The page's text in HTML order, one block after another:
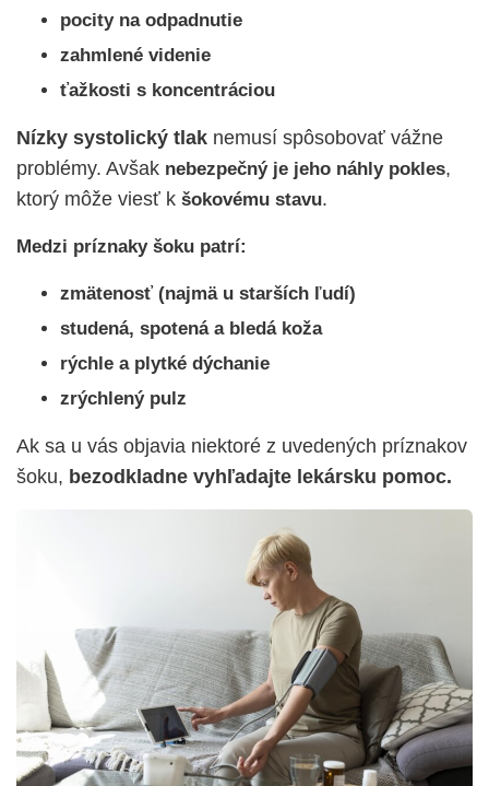
pocity na odpadnutie
zahmlené videnie
ťažkosti s koncentráciou
Nízky systolický tlak nemusí spôsobovať vážne
problémy. Avšak nebezpečný je jeho náhly pokles,
ktorý môže viesť k šokovému stavu.
Medzi príznaky šoku patrí:
zmätenosť (najmä u starších ľudí)
studená, spotená a bledá koža
rýchle a plytké dýchanie
zrýchlený pulz
Ak sa u vás objavia niektoré z uvedených príznakov
šoku, bezodkladne vyhľadajte lekársku pomoc.